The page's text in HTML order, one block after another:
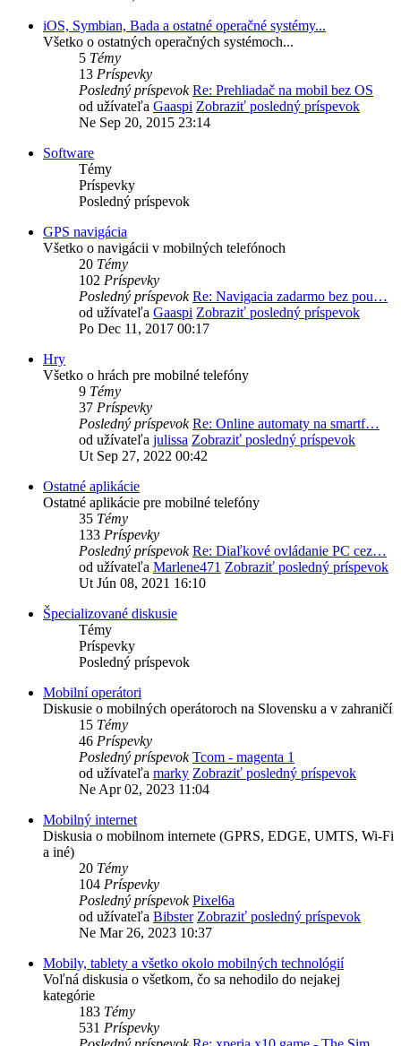
iOS, Symbian, Bada a ostatné operačné systémy...
Všetko o ostatných operačných systémoch...
5 Témy
13 Príspevky
Posledný príspevok Re: Prehliadač na mobil bez OS
od užívateľa Gaaspi Zobraziť posledný príspevok
Ne Sep 20, 2015 23:14
Software
Témy
Príspevky
Posledný príspevok
GPS navigácia
Všetko o navigácii v mobilných telefónoch
20 Témy
102 Príspevky
Posledný príspevok Re: Navigacia zadarmo bez pou…
od užívateľa Gaaspi Zobraziť posledný príspevok
Po Dec 11, 2017 00:17
Hry
Všetko o hrách pre mobilné telefóny
9 Témy
37 Príspevky
Posledný príspevok Re: Online automaty na smartf…
od užívateľa julissa Zobraziť posledný príspevok
Ut Sep 27, 2022 00:42
Ostatné aplikácie
Ostatné aplikácie pre mobilné telefóny
35 Témy
133 Príspevky
Posledný príspevok Re: Diaľkové ovládanie PC cez…
od užívateľa Marlene471 Zobraziť posledný príspevok
Ut Jún 08, 2021 16:10
Špecializované diskusie
Témy
Príspevky
Posledný príspevok
Mobilní operátori
Diskusie o mobilných operátoroch na Slovensku a v zahraničí
15 Témy
46 Príspevky
Posledný príspevok Tcom - magenta 1
od užívateľa marky Zobraziť posledný príspevok
Ne Apr 02, 2023 11:04
Mobilný internet
Diskusia o mobilnom internete (GPRS, EDGE, UMTS, Wi-Fi
a iné)
20 Témy
104 Príspevky
Posledný príspevok Pixel6a
od užívateľa Bibster Zobraziť posledný príspevok
Ne Mar 26, 2023 10:37
Mobily, tablety a všetko okolo mobilných technológií
Voľná diskusia o všetkom, čo sa nehodilo do nejakej
kategórie
183 Témy
531 Príspevky